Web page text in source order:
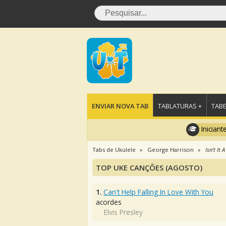
ENVIAR NOVA TAB TABLATURAS +
Tabs de Ukulele George Harrison Isn't It
TOP UKE CANÇÕES (AGOSTO)
1. Can't Help Falling In Love With You
acordes
Elvis Presley